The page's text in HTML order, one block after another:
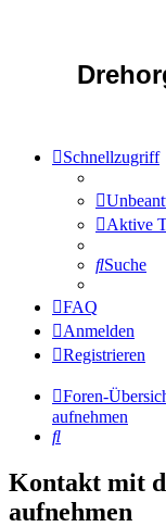
Schnellzugriff
Aktive
Suche
FAQ
Anmelden
Registrieren
Foren-
aufnehmen
Suche
Kontakt mit
aufnehmen